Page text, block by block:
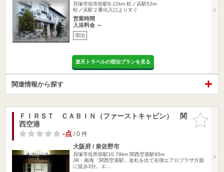
貝塚市役所前駅9.22km 松ノ浜駅52m
松ノ浜駅２番出入口よりすぐ
営業時間
入浴料金 ～
宿泊
楽天トラベルの宿泊プランを見る
関連情報から探す
お気に入
りに追加
ＦＩＲＳＴ ＣＡＢＩＮ（ファーストキャビン） 関
西空港
-点/ 0 件
大阪府 / 泉佐野市
貝塚市役所前駅10.79km 関西空港駅95m
JR・南海「関西空港駅」改札を出て右側エアロプラザ方面
に徒歩3分。エ…